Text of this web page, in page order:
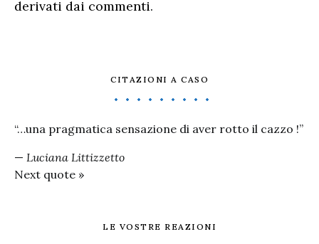
derivati dai commenti.
CITAZIONI A CASO
“…una pragmatica sensazione di aver rotto il cazzo !”
— Luciana Littizzetto
Next quote »
LE VOSTRE REAZIONI